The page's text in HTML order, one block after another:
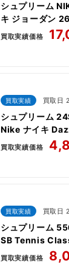
シュプリーム
キ ジョーダン
Sweatshirt
買取実績価格
買取実績 買取日
シュプリーム
Nike ナイキ
買取実績価格
買取実績 買取日
シュプリーム
SB Tennis
買取実績価格